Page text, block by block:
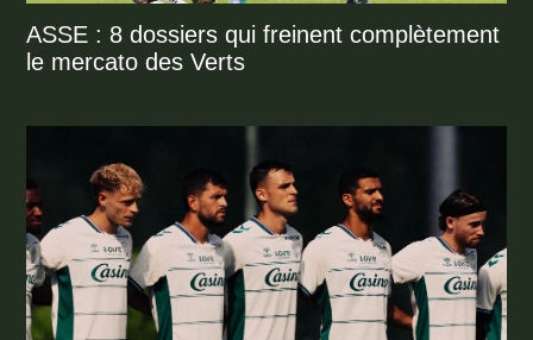
ASSE : 8 dossiers qui freinent complètement
le mercato des Verts